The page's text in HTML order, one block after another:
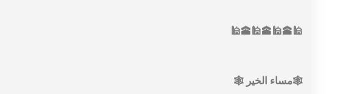
🕌🕋🕌🕋🕌🕋🕌
🕸مساء الخير 🕸